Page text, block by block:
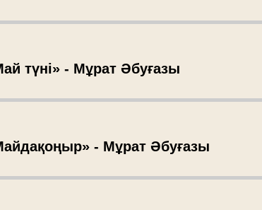
түні» - Мұрат Әбуғазы
- Мұрат Әбуғазы